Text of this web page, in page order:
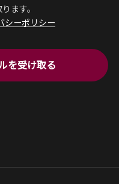
ます。
シーポリシー
を受け取る